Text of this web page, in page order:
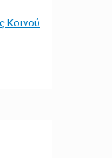
Κοινού